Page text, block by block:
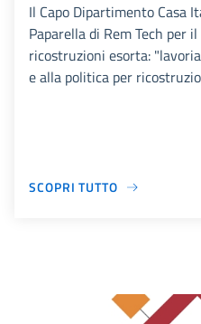
Il Capo Dipartimento Casa
Paparella di Rem Tech per
ricostruzioni esorta:
e alla politica per
SCOPRI TUTTO